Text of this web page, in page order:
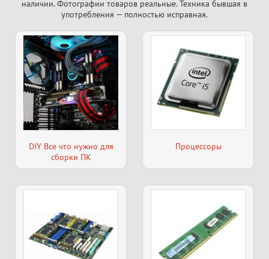
наличии. Фотографии товаров реальные. Техника бывшая в
употребления — полностью исправная.
DIY Все что нужно для
сборки ПК
Процессоры